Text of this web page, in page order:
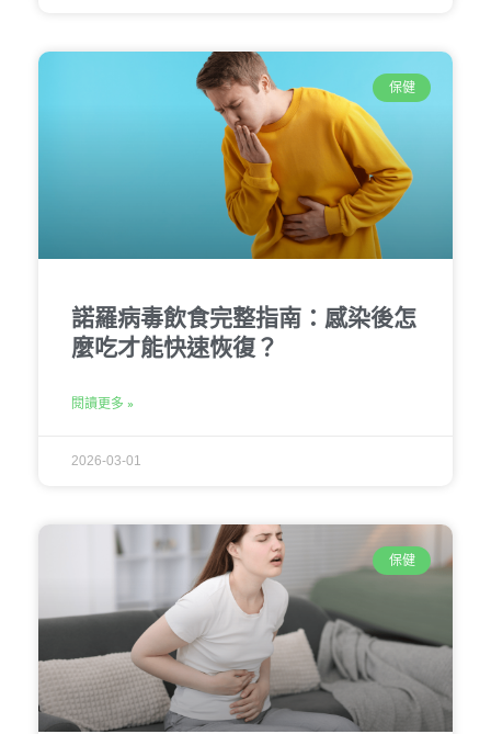
保健
諾羅病毒飲食完整指南：感染後怎
麼吃才能快速恢復？
閱讀更多 »
2026-03-01
保健